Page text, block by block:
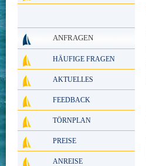
ANFRAGEN
HÄUFIGE FRAGEN
AKTUELLES
FEEDBACK
TÖRNPLAN
PREISE
ANREISE